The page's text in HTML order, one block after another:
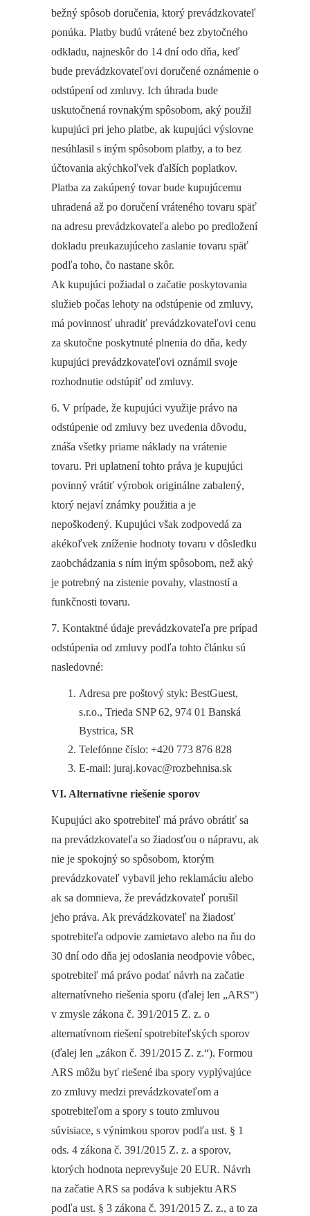
bežný spôsob doručenia, ktorý prevádzkovateľ
ponúka. Platby budú vrátené bez zbytočného
odkladu, najneskôr do 14 dní odo dňa, keď
bude prevádzkovateľovi doručené oznámenie o
odstúpení od zmluvy. Ich úhrada bude
uskutočnená rovnakým spôsobom, aký použil
kupujúci pri jeho platbe, ak kupujúci výslovne
nesúhlasil s iným spôsobom platby, a to bez
účtovania akýchkoľvek ďalších poplatkov.
Platba za zakúpený tovar bude kupujúcemu
uhradená až po doručení vráteného tovaru späť
na adresu prevádzkovateľa alebo po predložení
dokladu preukazujúceho zaslanie tovaru späť
podľa toho, čo nastane skôr.
Ak kupujúci požiadal o začatie poskytovania
služieb počas lehoty na odstúpenie od zmluvy,
má povinnosť uhradiť prevádzkovateľovi cenu
za skutočne poskytnuté plnenia do dňa, kedy
kupujúci prevádzkovateľovi oznámil svoje
rozhodnutie odstúpiť od zmluvy.
6. V prípade, že kupujúci využije právo na
odstúpenie od zmluvy bez uvedenia dôvodu,
znáša všetky priame náklady na vrátenie
tovaru. Pri uplatnení tohto práva je kupujúci
povinný vrátiť výrobok originálne zabalený,
ktorý nejaví známky použitia a je
nepoškodený. Kupujúci však zodpovedá za
akékoľvek zníženie hodnoty tovaru v dôsledku
zaobchádzania s ním iným spôsobom, než aký
je potrebný na zistenie povahy, vlastností a
funkčnosti tovaru.
7. Kontaktné údaje prevádzkovateľa pre prípad
odstúpenia od zmluvy podľa tohto článku sú
nasledovné:
Adresa pre poštový styk: BestGuest,
s.r.o., Trieda SNP 62, 974 01 Banská
Bystrica, SR
Telefónne číslo: +420 773 876 828
E-mail: juraj.kovac@rozbehnisa.sk
VI. Alternatívne riešenie sporov
Kupujúci ako spotrebiteľ má právo obrátiť sa
na prevádzkovateľa so žiadosťou o nápravu, ak
nie je spokojný so spôsobom, ktorým
prevádzkovateľ vybavil jeho reklamáciu alebo
ak sa domnieva, že prevádzkovateľ porušil
jeho práva. Ak prevádzkovateľ na žiadosť
spotrebiteľa odpovie zamietavo alebo na ňu do
30 dní odo dňa jej odoslania neodpovie vôbec,
spotrebiteľ má právo podať návrh na začatie
alternatívneho riešenia sporu (ďalej len „ARS“)
v zmysle zákona č. 391/2015 Z. z. o
alternatívnom riešení spotrebiteľských sporov
(ďalej len „zákon č. 391/2015 Z. z.“). Formou
ARS môžu byť riešené iba spory vyplývajúce
zo zmluvy medzi prevádzkovateľom a
spotrebiteľom a spory s touto zmluvou
súvisiace, s výnimkou sporov podľa ust. § 1
ods. 4 zákona č. 391/2015 Z. z. a sporov,
ktorých hodnota neprevyšuje 20 EUR. Návrh
na začatie ARS sa podáva k subjektu ARS
podľa ust. § 3 zákona č. 391/2015 Z. z., a to za